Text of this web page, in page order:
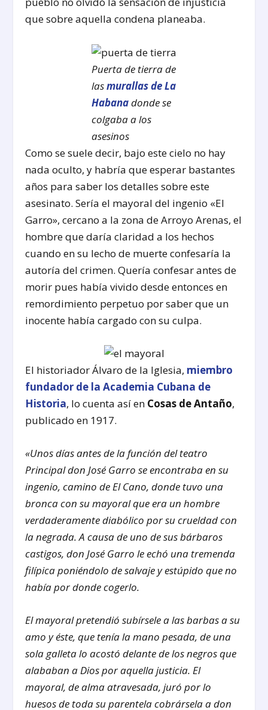
que sobre aquella condena planeaba.
Puerta de tierra de
lasmurallas de La
Habanadonde se
colgaba a los
asesinos
Como se suele decir, bajo este cielo no hay
nada oculto, y habría que esperar bastantes
años para saber los detalles sobre este
asesinato. Sería el mayoral del ingenio «El
Garro», cercano a la zona de Arroyo Arenas, el
hombre que daría claridad a los hechos
cuando en su lecho de muerte confesaría la
autoría del crimen. Quería confesar antes de
morir pues había vivido desde entonces en
remordimiento perpetuo por saber que un
inocente había cargado con su culpa.
El historiador Álvaro de la Iglesia, miembro
fundador de la Academia Cubana de
Historia, lo cuenta así en Cosas de Antaño,
publicado en 1917.
«Unos días antes de la función del teatro
Principal don José Garro se encontraba en su
ingenio, camino de El Cano, donde tuvo una
bronca con su mayoral que era un hombre
verdaderamente diabólico por su crueldad con
la negrada. A causa de uno de sus bárbaros
castigos, don José Garro le echó una tremenda
filípica poniéndolo de salvaje y estúpido que no
había por donde cogerlo.
El mayoral pretendió subírsele a las barbas a su
amo y éste, que tenía la mano pesada, de una
sola galleta lo acostó delante de los negros que
alababan a Dios por aquella justicia. El
mayoral, de alma atravesada, juró por lo
huesos de toda su parentela cobrársela a don